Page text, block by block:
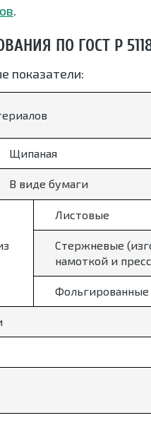
.
ПО ГОСТ Р
показатели:
Щипаная
В виде бумаги
Листовые
Стержневые
намоткой и
Фольгированные